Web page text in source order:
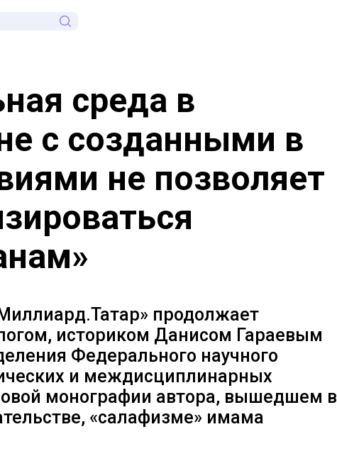
среда в
с созданными в
не позволяет
продолжает
историком Данисом Гараевым
Федерального научного
и междисциплинарных
монографии автора, вышедшем в
«салафизме» имама